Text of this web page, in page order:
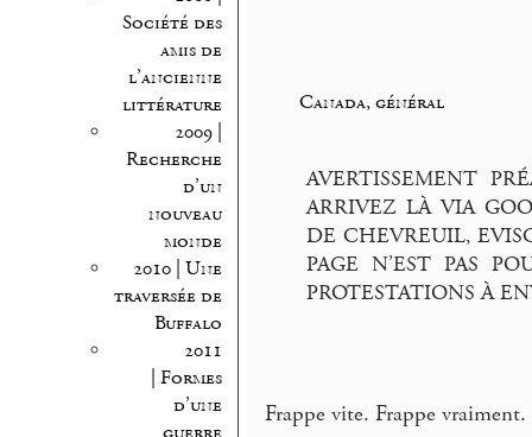
Société des
amis de
l’ancienne
littérature
2009 |
Recherche
d’un
nouveau
monde
2010 | Une
traversée de
Buffalo
2011
| Formes
d’une
Canada, général
AVERTISSEMENT
ARRIVEZ LÀ VIA
DE CHEVREUIL,
PAGE N’EST PAS
PROTESTATIONS À
Frappe vite. Frappe